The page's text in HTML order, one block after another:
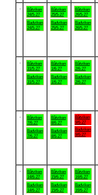
Båtviken
24/5-27
Badviken
24/5-27
Båtviken
25/5-27
Badviken
25/5-27
Båtviken
26/5-27
Badviken
26/5-27
Båtviken
31/5-27
Badviken
31/5-27
Båtviken
1/6-27
Badviken
1/6-27
Båtviken
2/6-27
Badviken
2/6-27
Båtviken
7/6-27
Badviken
7/6-27
Båtviken
8/6-27
Badviken
8/6-27
Båtviken
9/6-27
Badviken
9/6-27
Båtviken
14/6-27
Badviken
14/6-27
Båtviken
15/6-27
Badviken
15/6-27
Båtviken
16/6-27
Badviken
16/6-27